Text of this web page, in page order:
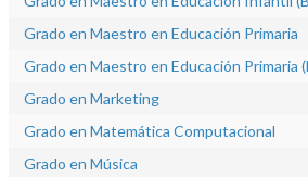
Grado en Maestro en Educación Primaria
Grado en Maestro en Educación Primaria
Grado en Marketing
Grado en Matemática Computacional
Grado en Música